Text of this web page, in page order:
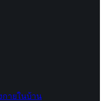
ายในบ้าน